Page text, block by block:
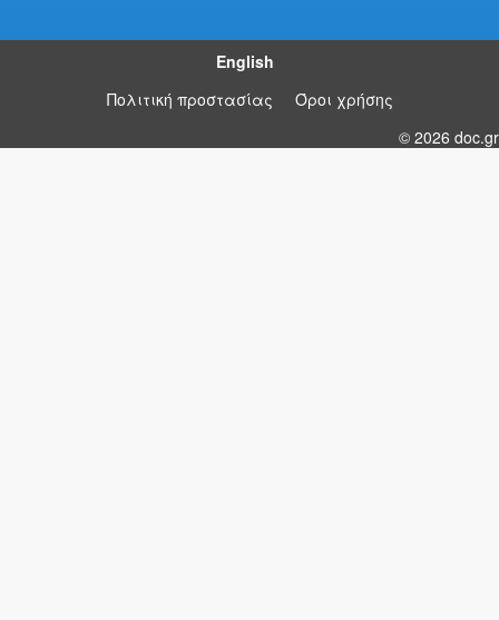
English
Πολιτική προστασίας
Όροι χρήσης
© 2026 doc.gr